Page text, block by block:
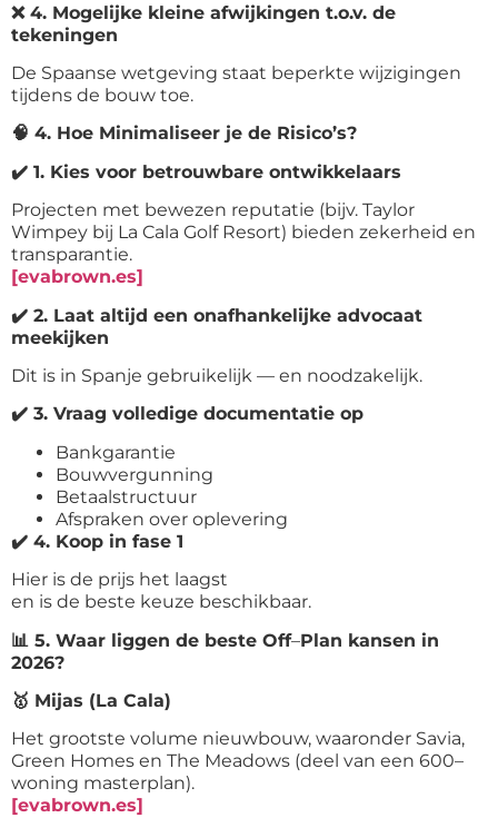
❌4. Mogelijke kleine afwijkingen t.o.v. de
tekeningen
De Spaanse wetgeving staat beperkte wijzigingen
tijdens de bouw toe.
🧠 4. Hoe Minimaliseer je de Risico’s?
✔️ 1. Kies voor betrouwbare ontwikkelaars
Projecten met bewezen reputatie (bijv. Taylor
Wimpey bij La Cala Golf Resort) bieden zekerheid en
transparantie.
[evabrown.es]
✔️ 2. Laat altijd een onafhankelijke advocaat
meekijken
Dit is in Spanje gebruikelijk — en noodzakelijk.
✔️ 3. Vraag volledige documentatie op
Bankgarantie
Bouwvergunning
Betaalstructuur
Afspraken over oplevering
✔️ 4. Koop in fase 1
Hier is de prijs het laagst
en is de beste keuze beschikbaar.
📊 5. Waar liggen de beste Off–Plan kansen in
2026?
🥇 Mijas (La Cala)
Het grootste volume nieuwbouw, waaronder Savia,
Green Homes en The Meadows (deel van een 600–
woning masterplan).
[evabrown.es]